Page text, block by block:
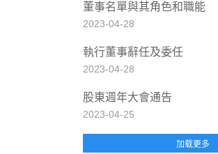
董事名單與其角色和職能
2023-04-28
執行董事辭任及委任
2023-04-28
股東週年大會通告
2023-04-25